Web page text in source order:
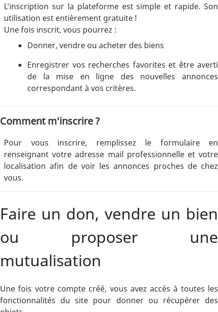
L'inscription sur la plateforme est simple et rapide. Son
utilisation est entièrement gratuite !
Une fois inscrit, vous pourrez :
Donner, vendre ou acheter des biens
Enregistrer vos recherches favorites et être averti
de la mise en ligne des nouvelles annonces
correspondant à vos critères.
Comment m'inscrire ?
Pour vous inscrire, remplissez le formulaire en
renseignant votre adresse mail professionnelle et votre
localisation afin de voir les annonces proches de chez
vous.
Faire un don, vendre un bien
ou proposer une
mutualisation
Une fois votre compte créé, vous avez accès à toutes les
fonctionnalités du site pour donner ou récupérer des